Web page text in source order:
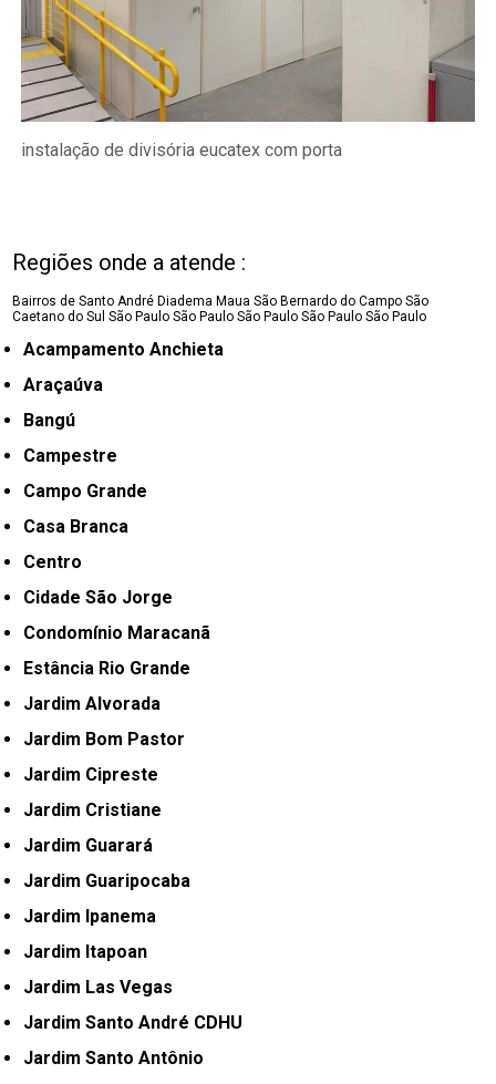
instalação de divisória eucatex com porta
Regiões onde a atende :
Bairros de Santo André Diadema Maua São Bernardo do Campo São
Caetano do SulSão Paulo São Paulo São Paulo São Paulo São Paulo
Acampamento Anchieta
Araçaúva
Bangú
Campestre
Campo Grande
Casa Branca
Centro
Cidade São Jorge
Condomínio Maracanã
Estância Rio Grande
Jardim Alvorada
Jardim Bom Pastor
Jardim Cipreste
Jardim Cristiane
Jardim Guarará
Jardim Guaripocaba
Jardim Ipanema
Jardim Itapoan
Jardim Las Vegas
Jardim Santo André CDHU
Jardim Santo Antônio